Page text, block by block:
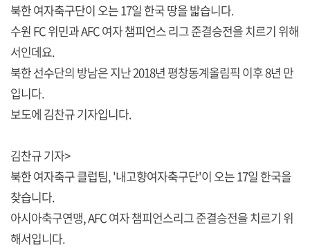
북한 여자축구단이 오는 17일 한국 땅을 밟습니다.
수원 FC 위민과 AFC 여자 챔피언스 리그 준결승전을 치르기 위해
서인데요.
북한 선수단의 방남은 지난 2018년 평창동계올림픽 이후 8년 만
입니다.
보도에 김찬규 기자입니다.
김찬규 기자>
북한 여자축구 클럽팀, '내고향여자축구단'이 오는 17일 한국을
찾습니다.
아시아축구연맹, AFC 여자 챔피언스리그 준결승전을 치르기 위
해서입니다.